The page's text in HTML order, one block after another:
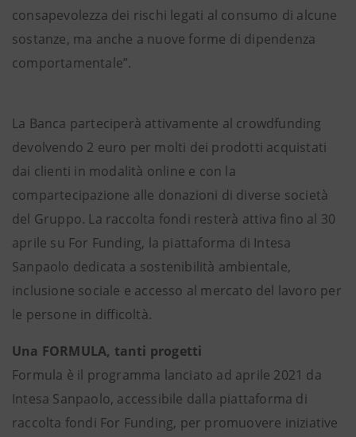
consapevolezza dei rischi legati al consumo di alcune
sostanze, ma anche a nuove forme di dipendenza
comportamentale”.
La Banca parteciperà attivamente al crowdfunding
devolvendo 2 euro per molti dei prodotti acquistati
dai clienti in modalità online e con la
compartecipazione alle donazioni di diverse società
del Gruppo. La raccolta fondi resterà attiva fino al 30
aprile su For Funding, la piattaforma di Intesa
Sanpaolo dedicata a sostenibilità ambientale,
inclusione sociale e accesso al mercato del lavoro per
le persone in difficoltà.
Una FORMULA, tanti progetti
Formula è il programma lanciato ad aprile 2021 da
Intesa Sanpaolo, accessibile dalla piattaforma di
raccolta fondi For Funding, per promuovere iniziative